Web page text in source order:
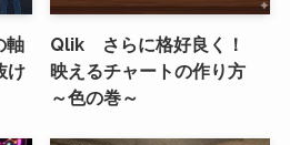
軸
け
Qlik さらに格好良く！
映えるチャートの作り方
～色の巻～